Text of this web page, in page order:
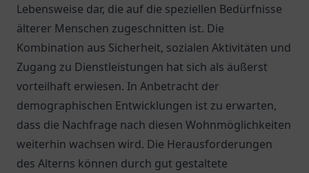
Lebensweise dar, die auf die speziellen Bedürfnisse
älterer Menschen zugeschnitten ist. Die
Kombination aus Sicherheit, sozialen Aktivitäten und
Zugang zu Dienstleistungen hat sich als äußerst
vorteilhaft erwiesen. In Anbetracht der
demographischen Entwicklungen ist zu erwarten,
dass die Nachfrage nach diesen Wohnmöglichkeiten
weiterhin wachsen wird. Die Herausforderungen
des Alterns können durch gut gestaltete